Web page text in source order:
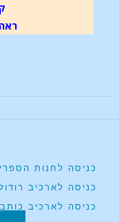
ק
כניסה לחנות
כניסה לארכיב
כניסה לארכיב